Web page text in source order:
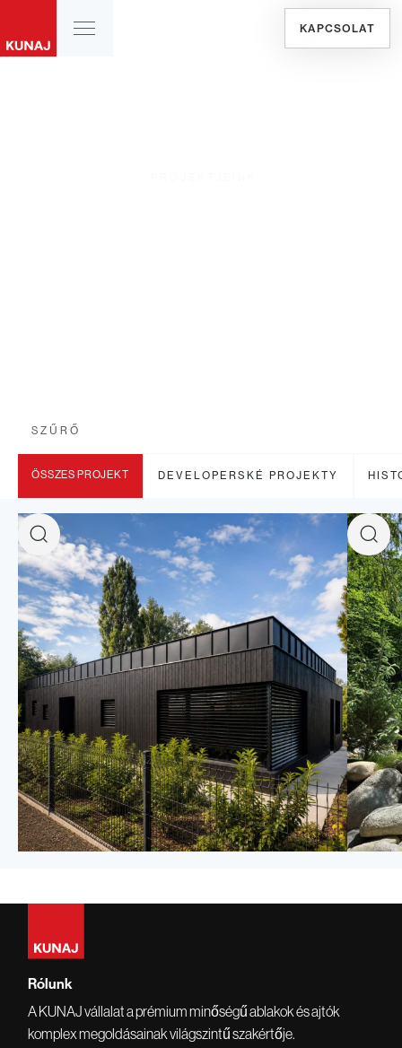
KAPCSOLAT
SZŰRŐ
ÖSSZES PROJEKT DEVELOPERSKÉ PROJEKTY
Česko
Starý Plzenec - Česká Repulika
Tanács
Rólunk
A KUNAJ vállalat a prémium minőségű ablakok és ajtók
komplex megoldásainak világszintű szakértője.